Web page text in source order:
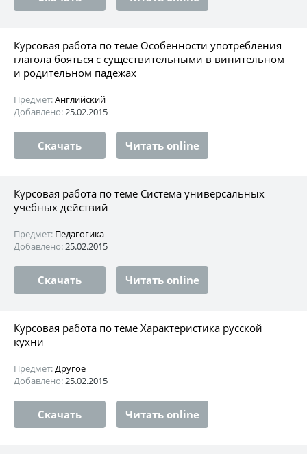
Курсовая работа по теме Особенности употребления
глагола бояться с существительными в винительном
и родительном падежах
Предмет:Английский
Добавлено:25.02.2015
Скачать Читать online
Курсовая работа по теме Система универсальных
учебных действий
Предмет: Педагогика
Добавлено:25.02.2015
Скачать Читать online
Курсовая работа по теме Характеристика русской
кухни
Предмет:Другое
Добавлено:25.02.2015
Скачать Читать online